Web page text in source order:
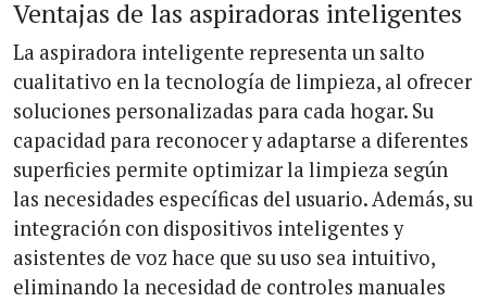
Ventajas de las aspiradoras inteligentes
La aspiradora inteligente representa un salto
cualitativo en la tecnología de limpieza, al ofrecer
soluciones personalizadas para cada hogar. Su
capacidad para reconocer y adaptarse a diferentes
superficies permite optimizar la limpieza según
las necesidades específicas del usuario. Además, su
integración con dispositivos inteligentes y
asistentes de voz hace que su uso sea intuitivo,
eliminando la necesidad de controles manuales